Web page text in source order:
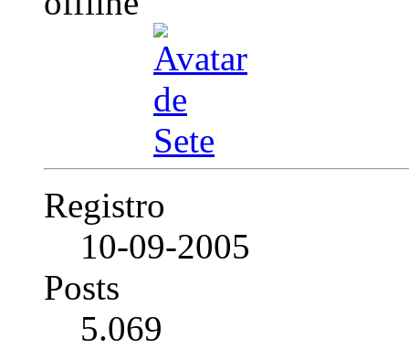
Registro
10-09-2005
Posts
5.069